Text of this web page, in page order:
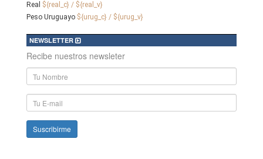
Real ${real_c} / ${real_v}
Peso Uruguayo ${urug_c} / ${urug_v}
NEWSLETTER
Recibe nuestros newsleter
Nombre
y
Apellido
E-
mail